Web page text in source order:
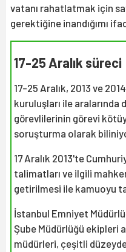
vatanı rahatlatmak için
gerektiğine inandığımı
17-25 Aralık süreci
17-25 Aralık, 2013 ve
kuruluşları ile aralarında
görevlilerinin görevi
soruşturma olarak
17 Aralık 2013'te
talimatları ve ilgili
getirilmesi ile kamuoyu
İstanbul Emniyet
Şube Müdürlüğü ekipleri
müdürleri, çeşitli